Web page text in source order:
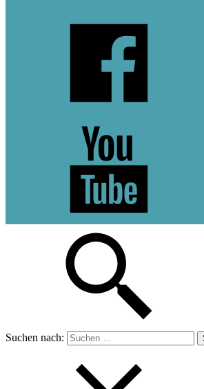
Suchen nach: